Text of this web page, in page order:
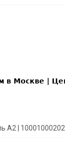
A2 | 10001000202